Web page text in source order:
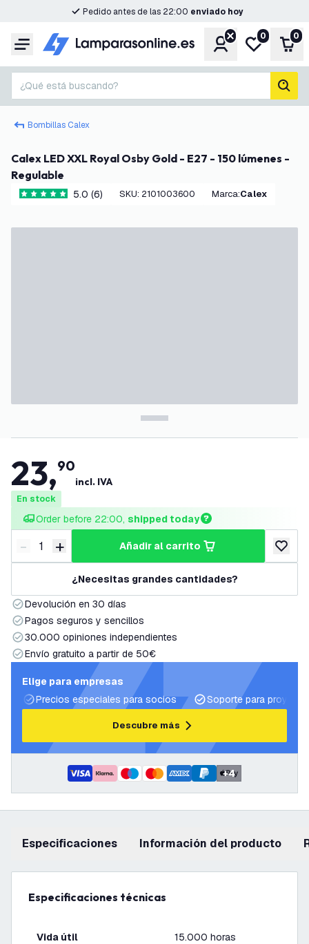
Pedido antes de las 22:00 enviado hoy
Menú CuentaMi lista de
0 0
¿Qué está buscando?
Bombillas Calex
Calex LED XXL Royal Osby Gold - E27 - 150 lúmenes -
Regulable
5 estrellas de puntuación
5.0 (6) SKU: 2101003600 Marca: Calex
23,90
incl. IVA
En stock
Order before 22:00, shipped today
Disminuir cantidad
- Aumentar cantidad
+ añadir al carrito
añadir
¿Necesitas grandes cantidades?
Devolución en 30 días
Pagos seguros y sencillos
30.000 opiniones independientes
Envío gratuito a partir de 50€
Elige para empresas
Precios especiales para socios
Soporte para
Descubre más
+4
Especificaciones información del producto
Especificaciones técnicas
Vida útil 15.000 horas